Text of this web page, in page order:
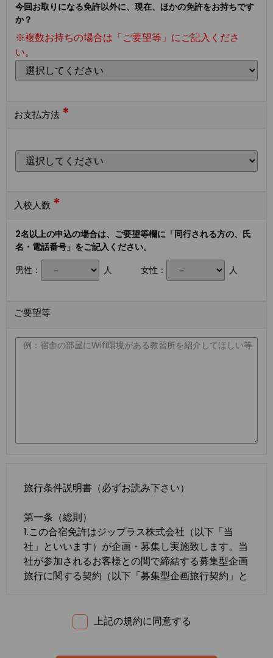
今回お取りになる免許以外に、現在、ほかの免許をお持ちです
か？
※複数お持ちの場合は「ご要望等」にご記入くださ
い。
お支払方法 *
入校人数 *
2名以上の申込の場合は、ご要望等欄に「同行される方の、氏
名・電話番号」をご記入ください。
男性：
人 女性： 人
ご要望等
旅行条件説明書（必ずお読み下さい）
第一条（総則）
1.この合宿免許はジップラス株式会社（以下「当
社」といいます）が企画・募集し実施致します。当
社が参加されるお客様との間で締結する募集型企画
旅行に関する契約（以下「募集型企画旅行契約」と
たは一般に確立された慣習によるものとします。
上記の規約に同意する